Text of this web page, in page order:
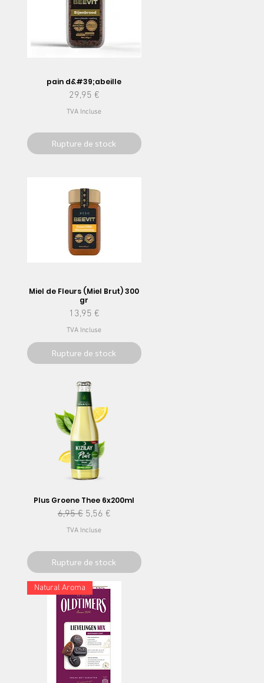
pain d&#39;abeille
Prix
29,95 €
TVA Incluse
Rupture de stock
Miel de Fleurs (Miel Brut) 300
gr
Prix
13,95 €
TVA Incluse
Rupture de stock
Plus Groene Thee 6x200ml
Prix original
6,95 € Prix promotionnel
5,56 €
TVA Incluse
Rupture de stock
Natural Aroma